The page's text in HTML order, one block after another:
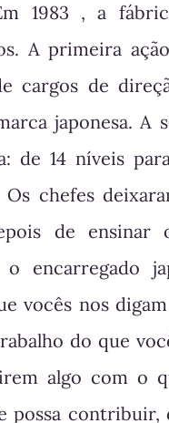
1983 , a
A primeira
cargos de
japonesa. A
de 14 níveis
chefes
de ensinar
o encarregado
vocês nos
do que
algo com o
possa